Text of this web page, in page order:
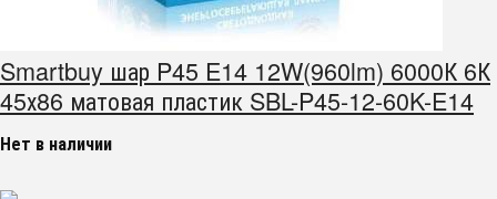
Smartbuy шар P45 E14 12W(960lm) 6000К 6К
45х86 матовая пластик SBL-P45-12-60K-E14
Нет в наличии